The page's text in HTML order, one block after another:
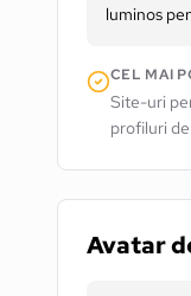
luminos
CEL MAI
Site-uri
profiluri
Avatar